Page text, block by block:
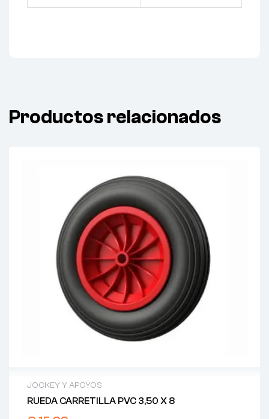
Productos relacionados
JOCKEY Y APOYOS
RUEDA CARRETILLA PVC 3,50 X 8